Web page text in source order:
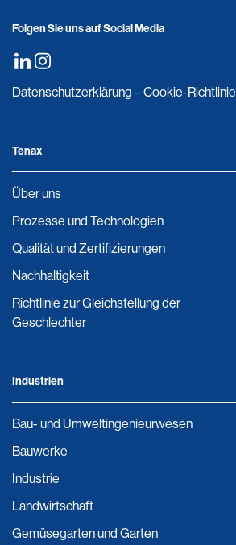
Folgen Sie uns auf Social Media
Datenschutzerklärung –Cookie-Richtlinie
Tenax
Über uns
Prozesse und Technologien
Qualität und Zertifizierungen
Nachhaltigkeit
Richtlinie zur Gleichstellung der
Geschlechter
Industrien
Bau- und Umweltingenieurwesen
Bauwerke
Industrie
Landwirtschaft
Gemüsegarten und Garten